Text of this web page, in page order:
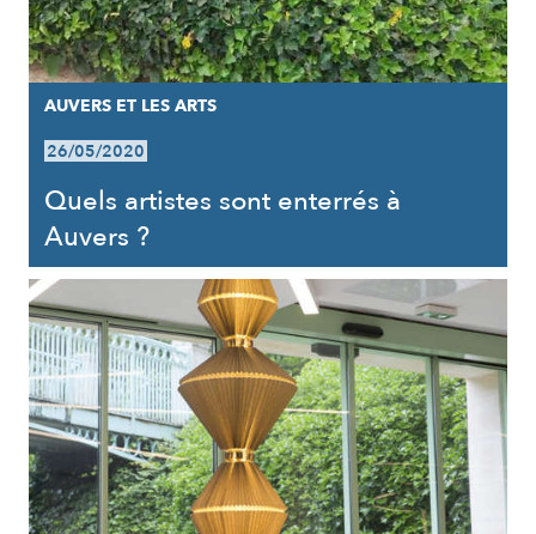
AUVERS ET LES ARTS
26/05/2020
Quels artistes sont enterrés à
Auvers ?